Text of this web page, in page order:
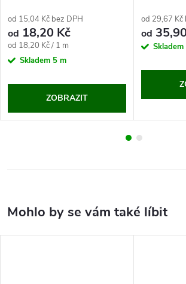
od 15,04 Kč bez DPH
od 18,20 Kč
Měrná
cena:
od 18,20 Kč / 1 m
Skladem 5 m
ZOBRAZIT
od 29,67 Kč
od
Skladem